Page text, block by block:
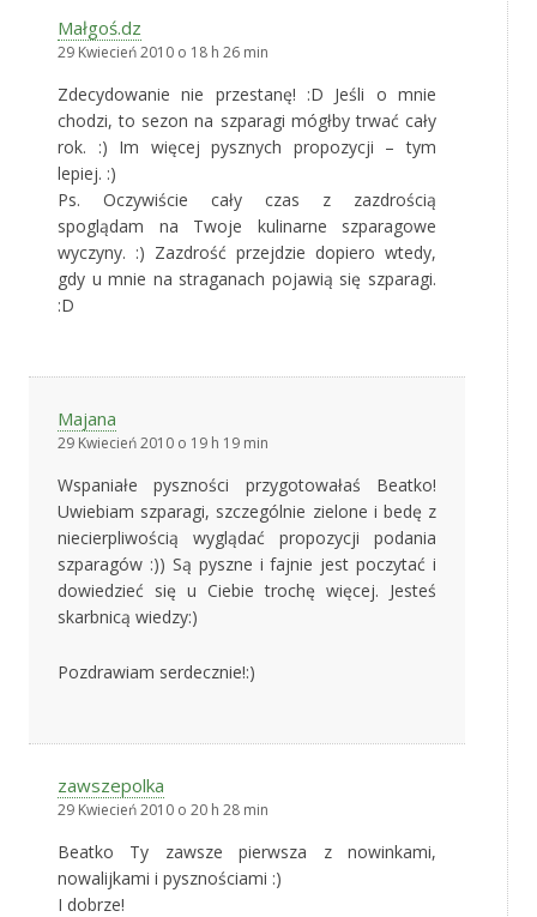
Małgoś.dz
29 Kwiecień 2010 o 18 h 26 min
Zdecydowanie nie przestanę! :D Jeśli o mnie
chodzi, to sezon na szparagi mógłby trwać cały
rok. :) Im więcej pysznych propozycji – tym
lepiej. :)
Ps. Oczywiście cały czas z zazdrością
spoglądam na Twoje kulinarne szparagowe
wyczyny. :) Zazdrość przejdzie dopiero wtedy,
gdy u mnie na straganach pojawią się szparagi.
:D
Majana
29 Kwiecień 2010 o 19 h 19 min
Wspaniałe pyszności przygotowałaś Beatko!
Uwiebiam szparagi, szczególnie zielone i bedę z
niecierpliwością wyglądać propozycji podania
szparagów :)) Są pyszne i fajnie jest poczytać i
dowiedzieć się u Ciebie trochę więcej. Jesteś
skarbnicą wiedzy:)
Pozdrawiam serdecznie!:)
zawszepolka
29 Kwiecień 2010 o 20 h 28 min
Beatko Ty zawsze pierwsza z nowinkami,
nowalijkami i pysznościami :)
I dobrze!